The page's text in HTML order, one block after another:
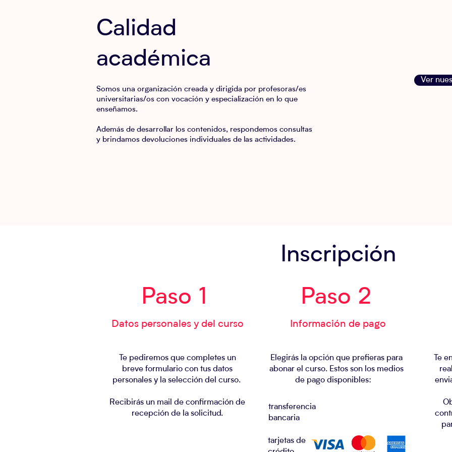
Calidad
académica
Somos una organización creada y dirigida por profesoras/es
universitarias/os con vocación y especialización en lo que
enseñamos.
Además de desarrollar los contenidos, respondemos consultas
y brindamos devoluciones individuales de las actividades.
Ver
Inscripción
Te pediremos que completes un
breve formulario con tus datos
personales y la selección del curso.
Recibirás un mail de confirmación de
recepción de la solicitud.
Paso 1
Datos personales y del curso
Elegirás la opción que prefieras para
abonar el curso.​ Estos son los medios
de pago disponibles:
transferencia
bancaria
tarjetas de
Paso 2
Información de pago
Te